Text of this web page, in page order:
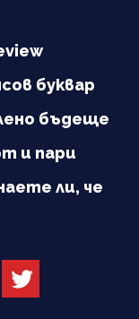
буквар
бъдеще
и пари
ли, че